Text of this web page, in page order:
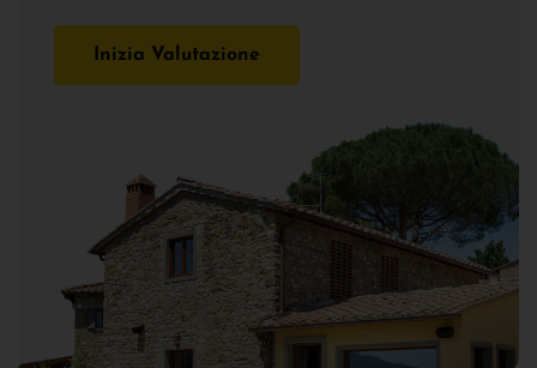
Inizia Valutazione